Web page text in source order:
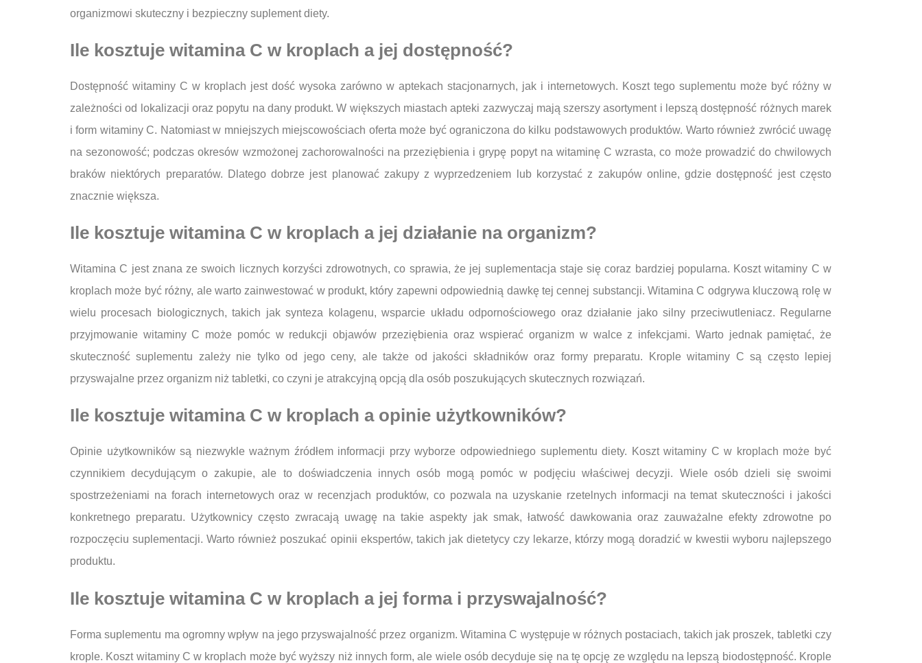
organizmowi skuteczny i bezpieczny suplement diety.
Ile kosztuje witamina C w kroplach a jej dostępność?
Dostępność witaminy C w kroplach jest dość wysoka zarówno w aptekach stacjonarnych, jak i internetowych. Koszt tego suplementu może być różny w
zależności od lokalizacji oraz popytu na dany produkt. W większych miastach apteki zazwyczaj mają szerszy asortyment i lepszą dostępność różnych marek
i form witaminy C. Natomiast w mniejszych miejscowościach oferta może być ograniczona do kilku podstawowych produktów. Warto również zwrócić uwagę
na sezonowość; podczas okresów wzmożonej zachorowalności na przeziębienia i grypę popyt na witaminę C wzrasta, co może prowadzić do chwilowych
braków niektórych preparatów. Dlatego dobrze jest planować zakupy z wyprzedzeniem lub korzystać z zakupów online, gdzie dostępność jest często
znacznie większa.
Ile kosztuje witamina C w kroplach a jej działanie na organizm?
Witamina C jest znana ze swoich licznych korzyści zdrowotnych, co sprawia, że jej suplementacja staje się coraz bardziej popularna. Koszt witaminy C w
kroplach może być różny, ale warto zainwestować w produkt, który zapewni odpowiednią dawkę tej cennej substancji. Witamina C odgrywa kluczową rolę w
wielu procesach biologicznych, takich jak synteza kolagenu, wsparcie układu odpornościowego oraz działanie jako silny przeciwutleniacz. Regularne
przyjmowanie witaminy C może pomóc w redukcji objawów przeziębienia oraz wspierać organizm w walce z infekcjami. Warto jednak pamiętać, że
skuteczność suplementu zależy nie tylko od jego ceny, ale także od jakości składników oraz formy preparatu. Krople witaminy C są często lepiej
przyswajalne przez organizm niż tabletki, co czyni je atrakcyjną opcją dla osób poszukujących skutecznych rozwiązań.
Ile kosztuje witamina C w kroplach a opinie użytkowników?
Opinie użytkowników są niezwykle ważnym źródłem informacji przy wyborze odpowiedniego suplementu diety. Koszt witaminy C w kroplach może być
czynnikiem decydującym o zakupie, ale to doświadczenia innych osób mogą pomóc w podjęciu właściwej decyzji. Wiele osób dzieli się swoimi
spostrzeżeniami na forach internetowych oraz w recenzjach produktów, co pozwala na uzyskanie rzetelnych informacji na temat skuteczności i jakości
konkretnego preparatu. Użytkownicy często zwracają uwagę na takie aspekty jak smak, łatwość dawkowania oraz zauważalne efekty zdrowotne po
rozpoczęciu suplementacji. Warto również poszukać opinii ekspertów, takich jak dietetycy czy lekarze, którzy mogą doradzić w kwestii wyboru najlepszego
produktu.
Ile kosztuje witamina C w kroplach a jej forma i przyswajalność?
Forma suplementu ma ogromny wpływ na jego przyswajalność przez organizm. Witamina C występuje w różnych postaciach, takich jak proszek, tabletki czy
krople. Koszt witaminy C w kroplach może być wyższy niż innych form, ale wiele osób decyduje się na tę opcję ze względu na lepszą biodostępność. Krople